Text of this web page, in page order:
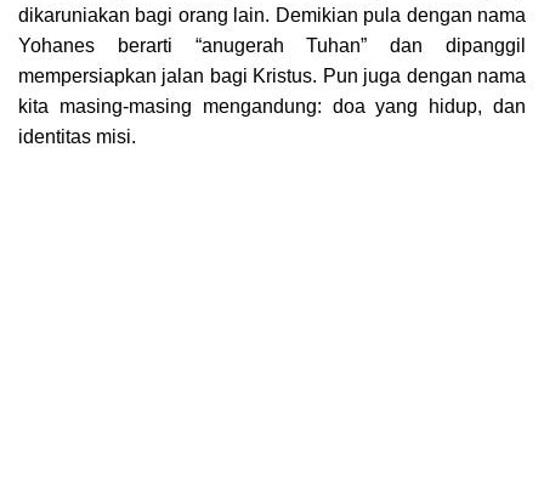
dikaruniakan bagi orang lain. Demikian pula dengan nama
Yohanes berarti “anugerah Tuhan” dan dipanggil
mempersiapkan jalan bagi Kristus. Pun juga dengan nama
kita masing-masing mengandung: doa yang hidup, dan
identitas misi.